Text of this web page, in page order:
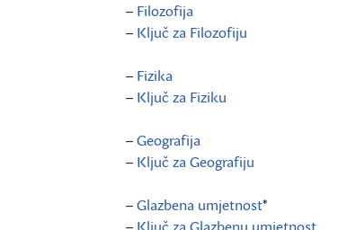
– Filozofija
– Ključ za Filozofiju
– Fizika
– Ključ za Fiziku
–Geografija
– Ključ za Geografiju
–Glazbena umjetnost*